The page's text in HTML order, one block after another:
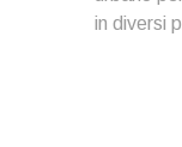
in diversi